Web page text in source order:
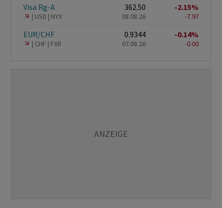
Visa Rg-A
USD NYX
362.50
08.08.26
-2.15%
-7.97
EUR/CHF
CHF FXR
0.9344
07.08.26
-0.14%
-0.00